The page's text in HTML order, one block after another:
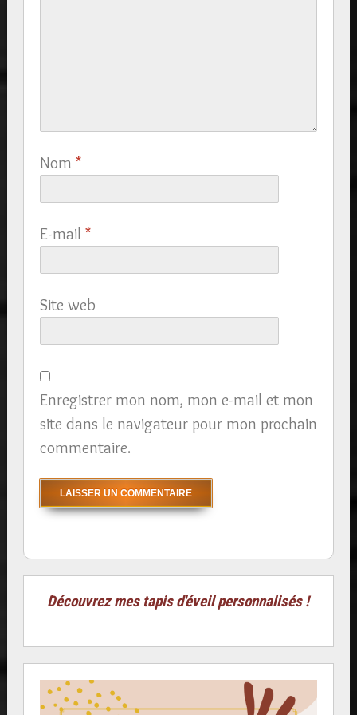
Nom *
E-mail *
Site web
Enregistrer mon nom, mon e-mail et mon
site dans le navigateur pour mon prochain
commentaire.
Découvrez mes tapis d'éveil personnalisés !